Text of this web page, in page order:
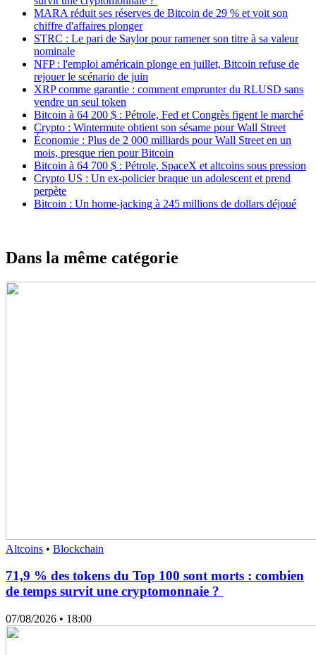
MARA réduit ses réserves de Bitcoin de 29 % et voit son
chiffre d'affaires plonger
STRC : Le pari de Saylor pour ramener son titre à sa valeur
nominale
NFP : l'emploi américain plonge en juillet, Bitcoin refuse de
rejouer le scénario de juin
XRP comme garantie : comment emprunter du RLUSD sans
vendre un seul token
Bitcoin à 64 200 $ : Pétrole, Fed et Congrès figent le marché
Crypto : Wintermute obtient son sésame pour Wall Street
Économie : Plus de 2 000 milliards pour Wall Street en un
mois, presque rien pour Bitcoin
Bitcoin à 64 700 $ : Pétrole, SpaceX et altcoins sous pression
Crypto US : Un ex-policier braque un adolescent et prend
perpète
Bitcoin : Un home-jacking à 245 millions de dollars déjoué
Dans la même catégorie
Altcoins • Blockchain
71,9 % des tokens du Top 100 sont morts : combien
de temps survit une cryptomonnaie ?
07/08/2026 • 18:00